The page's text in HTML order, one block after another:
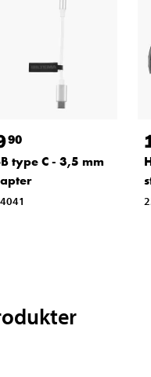
90
type C - 3,5 mm